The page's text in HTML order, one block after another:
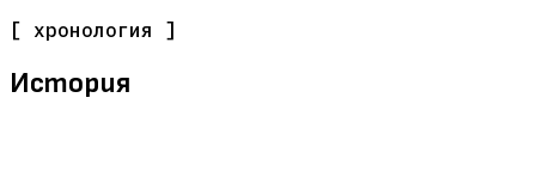
[ хронология ]
История